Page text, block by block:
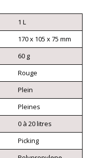
1 L
170 x 105 x 75 mm
60 g
Rouge
Plein
Pleines
0 à 20 litres
Picking